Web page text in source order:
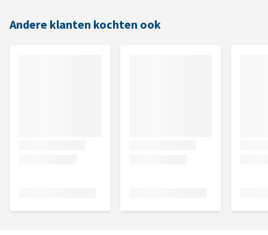
Andere klanten kochten ook